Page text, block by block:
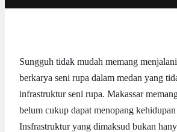
Sungguh tidak mudah memang
berkarya seni rupa dalam medan yang
infrastruktur seni rupa. Makassar
belum cukup dapat menopang
Insfrastruktur yang dimaksud bukan